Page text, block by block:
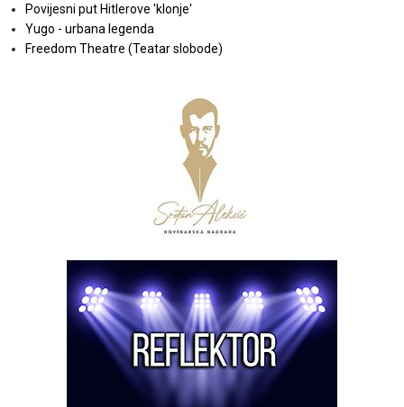
Povijesni put Hitlerove 'klonje'
Yugo - urbana legenda
Freedom Theatre (Teatar slobode)